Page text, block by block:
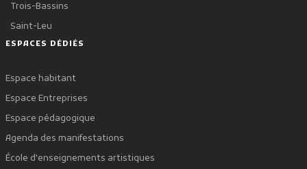
Trois-Bassins
Saint-Leu
ESPACES DÉDIÉS
Espace habitant
Espace Entreprises
Espace pédagogique
Agenda des manifestations
École d'enseignements artistiques